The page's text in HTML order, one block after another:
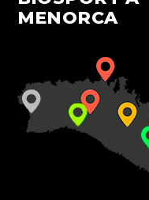
MENORCA